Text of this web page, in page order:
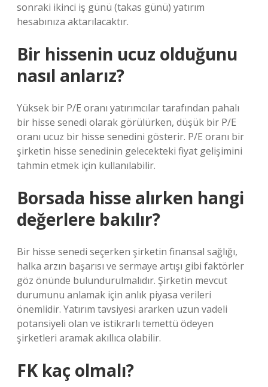
sonraki ikinci iş günü (takas günü) yatırım
hesabınıza aktarılacaktır.
Bir hissenin ucuz olduğunu
nasıl anlarız?
Yüksek bir P/E oranı yatırımcılar tarafından pahalı
bir hisse senedi olarak görülürken, düşük bir P/E
oranı ucuz bir hisse senedini gösterir. P/E oranı bir
şirketin hisse senedinin gelecekteki fiyat gelişimini
tahmin etmek için kullanılabilir.
Borsada hisse alırken hangi
değerlere bakılır?
Bir hisse senedi seçerken şirketin finansal sağlığı,
halka arzın başarısı ve sermaye artışı gibi faktörler
göz önünde bulundurulmalıdır. Şirketin mevcut
durumunu anlamak için anlık piyasa verileri
önemlidir. Yatırım tavsiyesi ararken uzun vadeli
potansiyeli olan ve istikrarlı temettü ödeyen
şirketleri aramak akıllıca olabilir.
FK kaç olmalı?